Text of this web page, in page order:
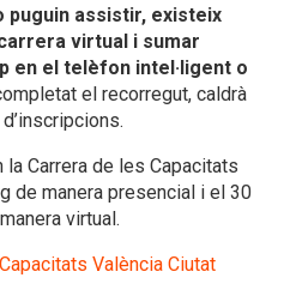
puguin assistir, existeix
virtual i sumar
en el telèfon intel·ligent o
el recorregut, caldrà
la Carrera de les Capacitats
de manera presencial i el 30
virtual.
València Ciutat